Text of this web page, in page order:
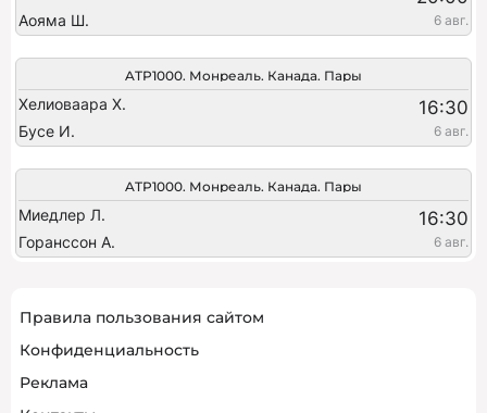
Аояма Ш. 6 авг.
ATP1000. Монреаль. Канада. Пары
Хелиоваара Х. 16:30
Бусе И. 6 авг.
ATP1000. Монреаль. Канада. Пары
Миедлер Л. 16:30
Горанссон А. 6 авг.
Правила пользования сайтом
Конфиденциальность
Реклама